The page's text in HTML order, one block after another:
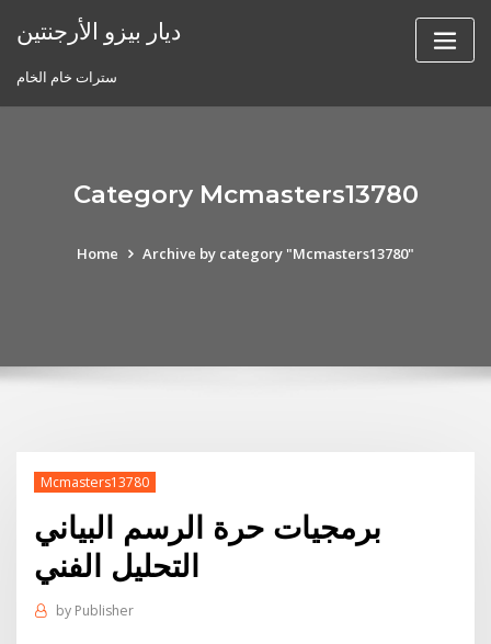
ديار بيزو الأرجنتين
سترات خام الخام
Category Mcmasters13780
Home Archive by category "Mcmasters13780"
Mcmasters13780
برمجيات حرة الرسم البياني
التحليل الفني
by Publisher